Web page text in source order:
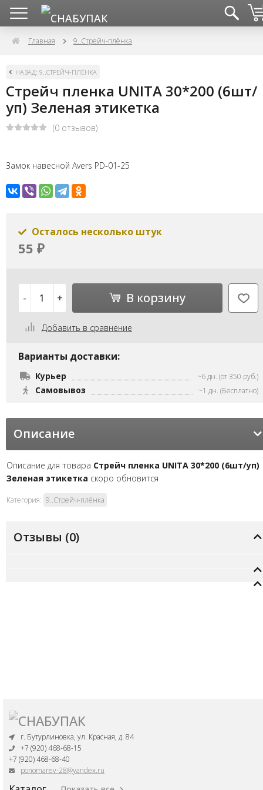
Главная 9..Стрейч-плёнка
НАЗАД: 9..СТРЕЙЧ-ПЛЁНКА
Стрейч пленка UNITA 30*200 (6шт/
уп) Зеленая этикетка
(0 отзывов)
Замок навесной Avers PD-01-25
Осталось несколько штук
55 ₽
- + В корзину
Добавить в сравнение
Варианты доставки:
Курьер ~6 дн. (от 350 руб.)
Самовывоз ~1 дн. (Бесплатно)
Описание
Описание для товара Стрейч пленка UNITA 30*200 (6шт/уп)
Зеленая этикетка скоро обновится
Категория: 9..Стрейч-плёнка
Отзывы (0)
г. Бутурлиновка, ул. Красная, д. 84
+7 (920) 468-68-15
+7 (920) 468-68-40
ponomarev-28@yandex.ru